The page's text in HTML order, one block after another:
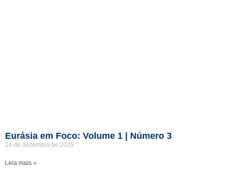
Eurásia em Foco: Volume 1 | Número 3
24 de dezembro de 2025
Leia mais »